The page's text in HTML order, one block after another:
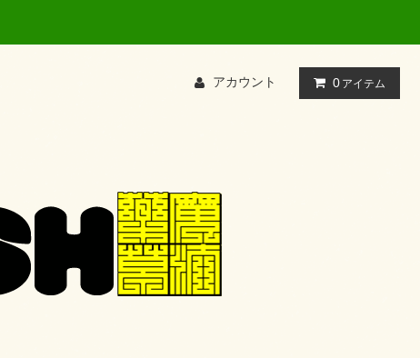
アカウント 0 アイテム